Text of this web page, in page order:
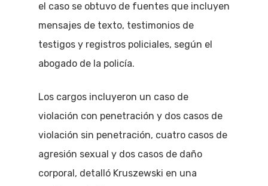
el caso se obtuvo de fuentes que incluyen
mensajes de texto, testimonios de
testigos y registros policiales, según el
abogado de la policía.
Los cargos incluyeron un caso de
violación con penetración y dos casos de
violación sin penetración, cuatro casos de
agresión sexual y dos casos de daño
corporal, detalló Kruszewski en una